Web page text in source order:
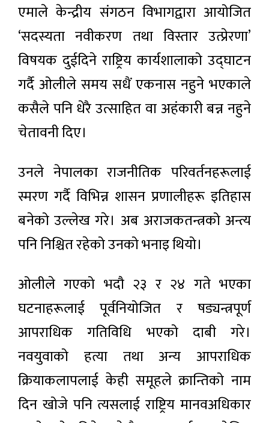
एमाले केन्द्रीय संगठन विभागद्वारा आयोजित
‘सदस्यता नवीकरण तथा विस्तार उत्प्रेरणा’
विषयक दुईदिने राष्ट्रिय कार्यशालाको उद्घाटन
गर्दै ओलीले समय सधैं एकनास नहुने भएकाले
कसैले पनि धेरै उत्साहित वा अहंकारी बन्न नहुने
चेतावनी दिए।
उनले नेपालका राजनीतिक परिवर्तनहरूलाई
स्मरण गर्दै विभिन्न शासन प्रणालीहरू इतिहास
बनेको उल्लेख गरे। अब अराजकतन्त्रको अन्त्य
पनि निश्चित रहेको उनको भनाइ थियो।
ओलीले गएको भदौ २३ र २४ गते भएका
घटनाहरूलाई पूर्वनियोजित र षड्यन्त्रपूर्ण
आपराधिक गतिविधि भएको दाबी गरे।
नवयुवाको हत्या तथा अन्य आपराधिक
क्रियाकलापलाई केही समूहले क्रान्तिको नाम
दिन खोजे पनि त्यसलाई राष्ट्रिय मानवअधिकार